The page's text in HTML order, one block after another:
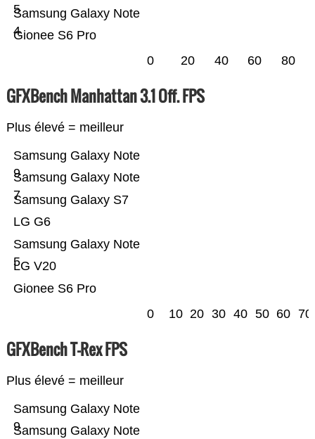
Gionee S6 Pro
Samsung Galaxy Note
4
5
0 20 40 60 80
GFXBench Manhattan 3.1 Off. FPS
Plus élevé = meilleur
Gionee S6 Pro
LG V20
Samsung Galaxy Note
5
LG G6
Samsung Galaxy S7
Samsung Galaxy Note
7
Samsung Galaxy Note
9
0 10 20 30 40 50 60 70
GFXBench T-Rex FPS
Plus élevé = meilleur
Samsung Galaxy Note
Samsung Galaxy Note
9